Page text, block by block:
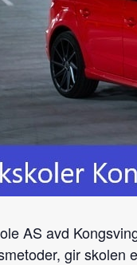
AS avd
gir skolen